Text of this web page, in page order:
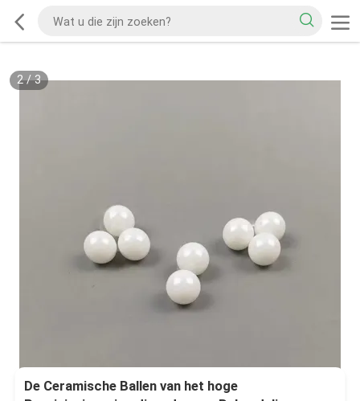
2/3
De Ceramische Ballen van het hoge